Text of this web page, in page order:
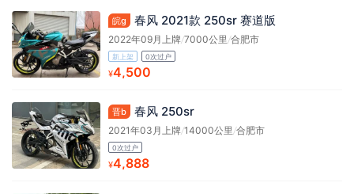
皖g 春风 2021款 250sr 赛道版
2022年09月上牌/7000公里/合肥市
新上架 0次过户
¥4,500
晋b 春风 250sr
2021年03月上牌/14000公里/合肥市
0次过户
¥4,888